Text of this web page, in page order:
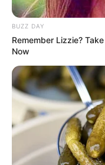
Für ca. 6–8
500 g
1 Päckchen
Hefe
250 ml
BUZZ DAY
Remember Lizzie?
Now